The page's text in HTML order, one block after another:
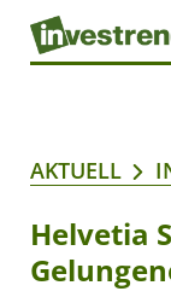
AKTUELL
Helvetia